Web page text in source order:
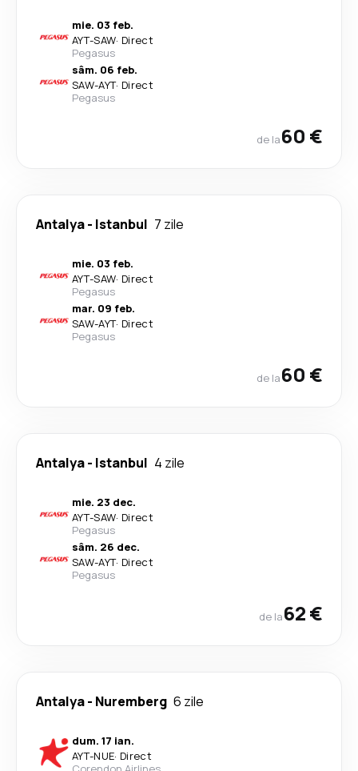
mie. 03 feb.
AYT-SAW· Direct
Pegasus
sâm. 06 feb.
SAW-AYT· Direct
Pegasus
de la60 €
Antalya- Istanbul 7 zile
mie. 03 feb.
AYT-SAW· Direct
Pegasus
mar. 09 feb.
SAW-AYT· Direct
Pegasus
de la60 €
Antalya- Istanbul 4 zile
mie. 23 dec.
AYT-SAW· Direct
Pegasus
sâm. 26 dec.
SAW-AYT· Direct
Pegasus
de la62 €
Antalya- Nuremberg 6 zile
dum. 17 ian.
AYT-NUE· Direct